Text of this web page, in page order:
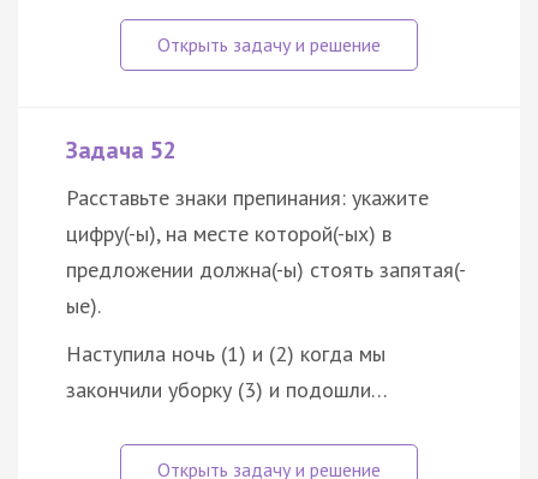
Задача 52
Расставьте знаки препинания: укажите
цифру(-ы), на месте которой(-ых) в
предложении должна(-ы) стоять запятая(-
ые).
Наступила ночь (1) и (2) когда мы
закончили уборку (3) и подошли…